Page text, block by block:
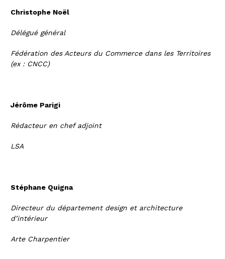
Christophe Noël
Délégué général
Fédération des Acteurs du Commerce dans les Territoires
(ex : CNCC)
Jérôme Parigi
Rédacteur en chef adjoint
LSA
Stéphane Quigna
Directeur du département design et architecture
d’intérieur
Arte Charpentier